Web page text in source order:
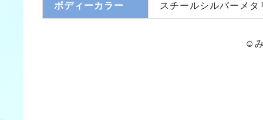
ボディーカラー スチールシルバーメタ
☺